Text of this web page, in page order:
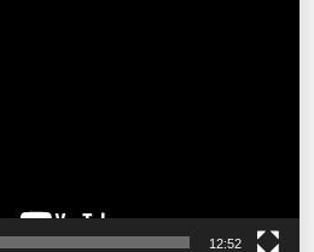
12:52